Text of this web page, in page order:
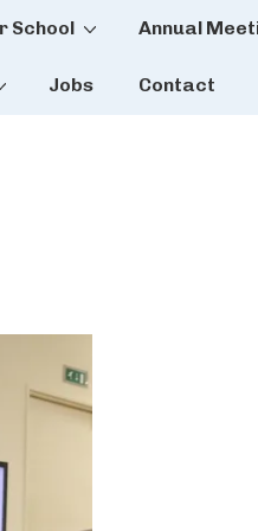
School Annual
Jobs Contact